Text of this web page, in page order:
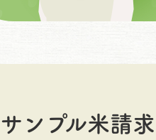
サンプル米請求